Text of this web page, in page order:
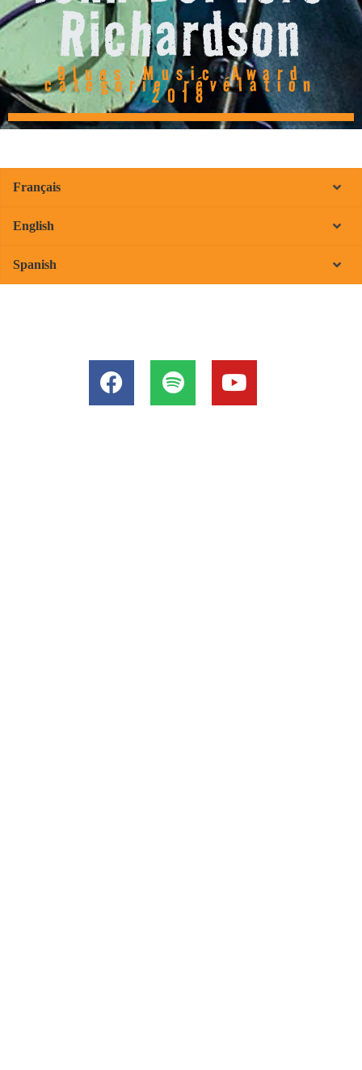
Richardson
Blues Music Award
catégorie révélation
2018
Français
English
Spanish